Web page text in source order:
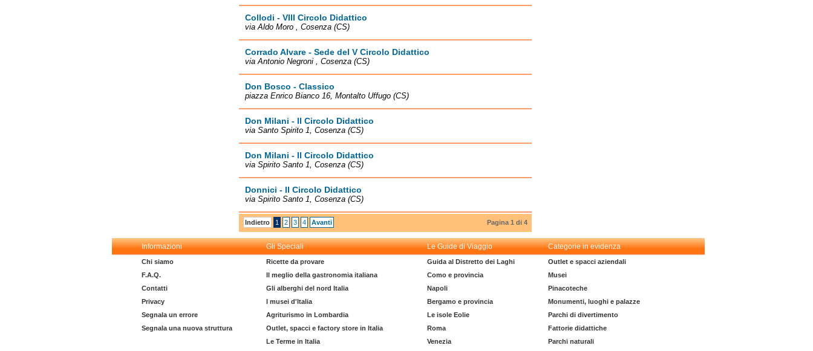
Collodi - VIII Circolo Didattico
via Aldo Moro , Cosenza (CS)
Corrado Alvare - Sede del V Circolo Didattico
via Antonio Negroni , Cosenza (CS)
Don Bosco - Classico
piazza Enrico Bianco 16, Montalto Uffugo (CS)
Don Milani - II Circolo Didattico
via Santo Spirito 1, Cosenza (CS)
Don Milani - II Circolo Didattico
via Spirito Santo 1, Cosenza (CS)
Donnici - II Circolo Didattico
via Spirito Santo 1, Cosenza (CS)
Indietro 1 2 3 4 Avanti Pagina 1 di 4
Informazioni Gli Speciali Le Guide di Viaggio Categorie in evidenza
Chi siamo
F.A.Q.
Contatti
Privacy
Segnala un errore
Segnala una nuova struttura
Ricette da provare
Il meglio della gastronomia italiana
Gli alberghi del nord Italia
I musei d'Italia
Agriturismo in Lombardia
Outlet, spacci e factory store in Italia
Le Terme in Italia
Guida al Distretto dei Laghi
Como e provincia
Napoli
Bergamo e provincia
Le isole Eolie
Roma
Venezia
Outlet e spacci aziendali
Musei
Pinacoteche
Monumenti, luoghi e palazze
Parchi di divertimento
Fattorie didattiche
Parchi naturali